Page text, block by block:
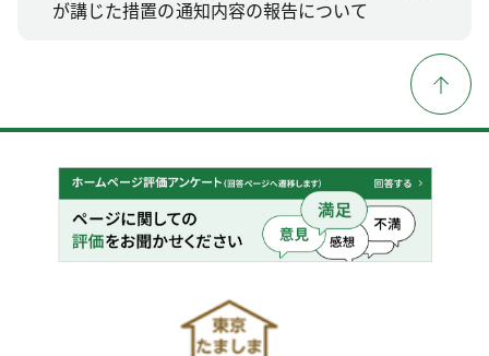
が講じた措置の通知内容の報告について